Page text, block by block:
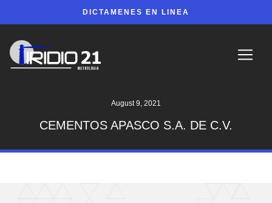
DICTAMENES EN LINEA
August 9, 2021
CEMENTOS APASCO S.A. DE C.V.